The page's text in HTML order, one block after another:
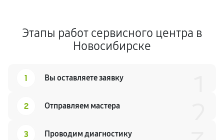
Этапы работ сервисного центра в
Новосибирске
1 Вы оставляете заявку
2 Отправляем мастера
3 Проводим диагностику